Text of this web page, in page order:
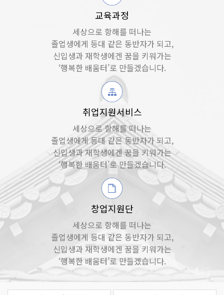
교육과정
세상으로 항해를 떠나는
졸업생에게 등대 같은 동반자가 되고,
신입생과 재학생에겐 꿈을 키워가는
‘행복한 배움터’로 만들겠습니다.
취업지원서비스
세상으로 항해를 떠나는
졸업생에게 등대 같은 동반자가 되고,
신입생과 재학생에겐 꿈을 키워가는
‘행복한 배움터’로 만들겠습니다.
창업지원단
세상으로 항해를 떠나는
졸업생에게 등대 같은 동반자가 되고,
신입생과 재학생에겐 꿈을 키워가는
‘행복한 배움터’로 만들겠습니다.